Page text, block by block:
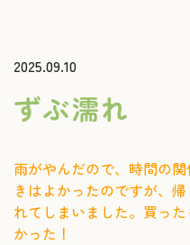
2025.09.10
ずぶ濡れ
雨がやんだので、時間の
きはよかったのですが、
れてしまいました。買っ
かった！